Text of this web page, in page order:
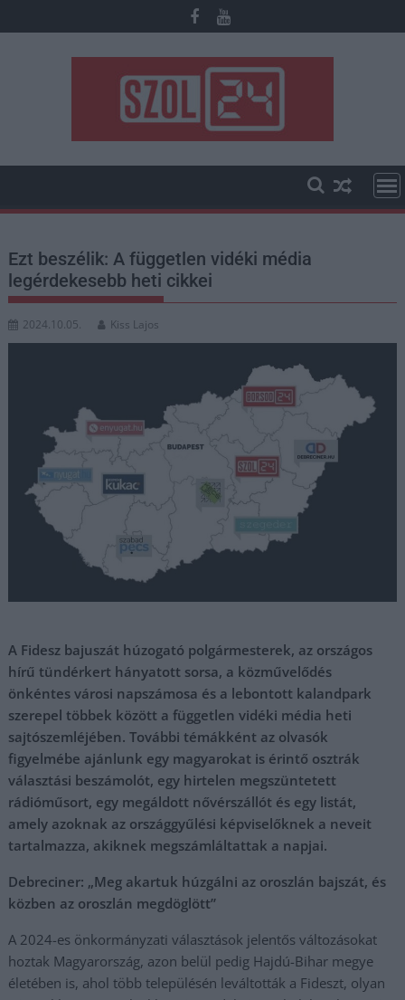
to
Ezt beszélik: A független vidéki média
legérdekesebb heti cikkei
2024.10.05. Kiss Lajos
A Fidesz bajuszát húzogató polgármesterek, az országos
hírű tündérkert hányatott sorsa, a közművelődés
önkéntes városi napszámosa és a lebontott kalandpark
szerepel többek között a független vidéki média heti
sajtószemléjében. További témákként az olvasók
figyelmébe ajánlunk egy magyarokat is érintő osztrák
választási beszámolót, egy hirtelen megszüntetett
rádióműsort, egy megáldott nővérszállót és egy listát,
amely azoknak az országgyűlési képviselőknek a neveit
tartalmazza, akiknek megszámláltattak a napjai.
Debreciner: „Meg akartuk húzgálni az oroszlán bajszát, és
közben az oroszlán megdöglött”
A 2024-es önkormányzati választások jelentős változásokat
hoztak Magyarország, azon belül pedig Hajdú-Bihar megye
életében is, ahol több településén leváltották a Fideszt, olyan